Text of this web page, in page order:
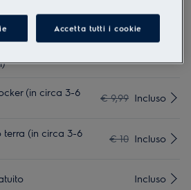
(in circa 3-6
€ 9,99 Incluso
terra (in circa 3-6
€ 10 Incluso
Incluso
Accetta tutti i cookie